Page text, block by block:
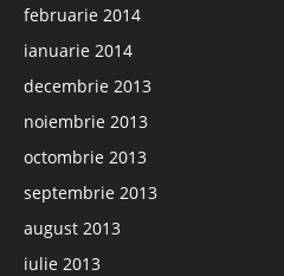
februarie 2014
ianuarie 2014
decembrie 2013
noiembrie 2013
octombrie 2013
septembrie 2013
august 2013
iulie 2013